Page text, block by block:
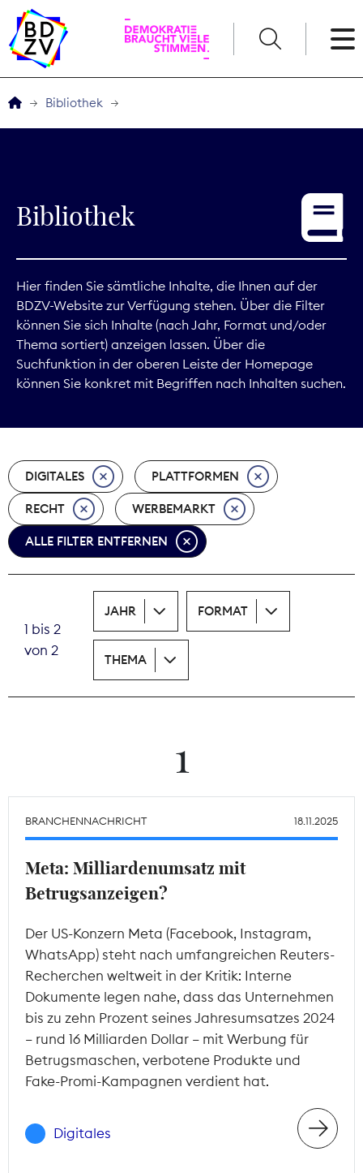
Service
Digitales
Kommunikation
Marktdaten
Nachhaltigkeit
Nachwuchs
Nova Award
Pressefreiheit
Print
Recht
Theodor-Wolff-Preis
Wächterpreis
ALLE THEMEN
Mitgliederbereich
Bibliothek
Bibliothek
Hier finden Sie sämtliche Inhalte, die Ihnen auf der
BDZV-Website zur Verfügung stehen. Über die Filter
können Sie sich Inhalte (nach Jahr, Format und/oder
Thema sortiert) anzeigen lassen. Über die
Suchfunktion in der oberen Leiste der Homepage
können Sie konkret mit Begriffen nach Inhalten suchen.
DIGITALES PLATTFORMEN
RECHT WERBEMARKT
ALLE FILTER ENTFERNEN
1 bis 2
von 2
JAHR FORMAT
THEMA
1
BRANCHENNACHRICHT 18.11.2025
Meta: Milliardenumsatz mit
Betrugsanzeigen?
Der US-Konzern Meta (Facebook, Instagram,
WhatsApp) steht nach umfangreichen Reuters-
Recherchen weltweit in der Kritik: Interne
Dokumente legen nahe, dass das Unternehmen
bis zu zehn Prozent seines Jahresumsatzes 2024
– rund 16 Milliarden Dollar – mit Werbung für
Betrugsmaschen, verbotene Produkte und
Fake-Promi-Kampagnen verdient hat.
Digitales